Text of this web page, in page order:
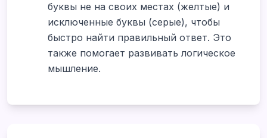
буквы не на своих местах (желтые) и
исключенные буквы (серые), чтобы
быстро найти правильный ответ. Это
также помогает развивать логическое
мышление.